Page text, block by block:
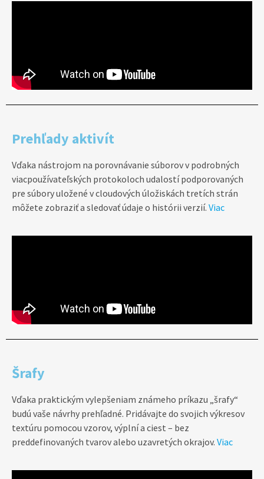
Prehľady aktivít
Vďaka nástrojom na porovnávanie súborov v podrobných
viacpoužívateľských protokoloch udalostí podporovaných
pre súbory uložené v cloudových úložiskách tretích strán
môžete zobraziť a sledovať údaje o histórii verzií. Viac
Šrafy
Vďaka praktickým vylepšeniam známeho príkazu „šrafy“
budú vaše návrhy prehľadné. Pridávajte do svojich výkresov
textúru pomocou vzorov, výplní a ciest – bez
preddefinovaných tvarov alebo uzavretých okrajov. Viac